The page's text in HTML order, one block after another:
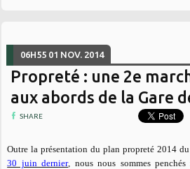
06H55 01 NOV. 2014
Propreté : une 2e
aux abords de la Gare
SHARE
Outre la présentation du plan propreté 2014
30 juin dernier, nous nous sommes